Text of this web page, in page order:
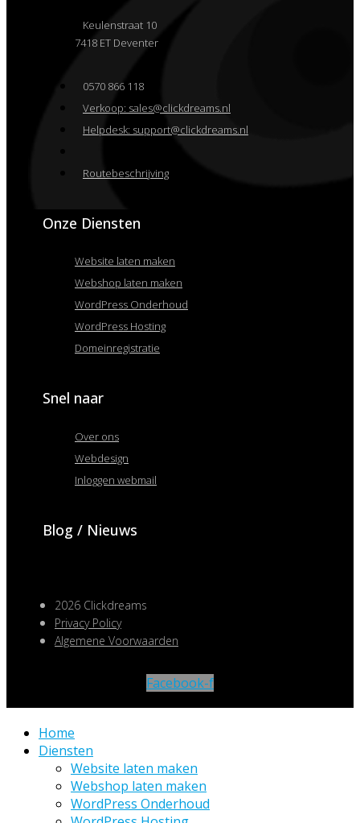
Keulenstraat 10
7418 ET Deventer
0570 866 118
Verkoop: sales@clickdreams.nl
Helpdesk: support@clickdreams.nl
Routebeschrijving
Onze Diensten
Website laten maken
Webshop laten maken
WordPress Onderhoud
WordPress Hosting
Domeinregistratie
Snel naar
Over ons
Webdesign
Inloggen webmail
Blog / Nieuws
2026 Clickdreams
Privacy Policy
Algemene Voorwaarden
Facebook-f
Home
Diensten
Website laten maken
Webshop laten maken
WordPress Onderhoud